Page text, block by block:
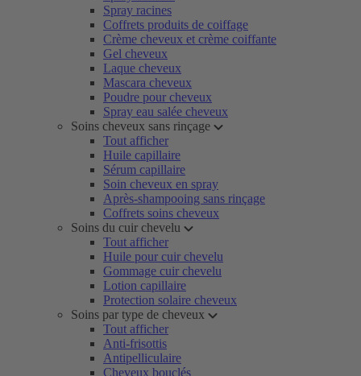
Spray racines
Coffrets produits de coiffage
Crème cheveux et crème coiffante
Gel cheveux
Laque cheveux
Mascara cheveux
Poudre pour cheveux
Spray eau salée cheveux
Soins cheveux sans rinçage
Tout afficher
Huile capillaire
Sérum capillaire
Soin cheveux en spray
Après-shampooing sans rinçage
Coffrets soins cheveux
Soins du cuir chevelu
Tout afficher
Huile pour cuir chevelu
Gommage cuir chevelu
Lotion capillaire
Protection solaire cheveux
Soins par type de cheveux
Tout afficher
Anti-frisottis
Antipelliculaire
Cheveux bouclés